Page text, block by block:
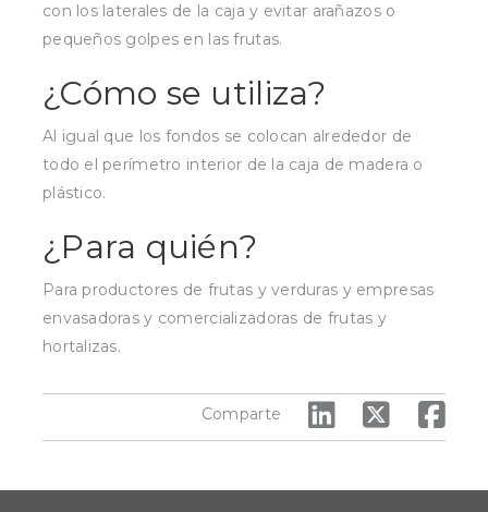
con los laterales de la caja y evitar arañazos o
pequeños golpes en las frutas.
¿Cómo se utiliza?
Al igual que los fondos se colocan alrededor de
todo el perímetro interior de la caja de madera o
plástico.
¿Para quién?
Para productores de frutas y verduras y empresas
envasadoras y comercializadoras de frutas y
hortalizas.
Comparte